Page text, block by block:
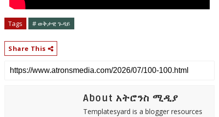
Tags # ወቅታዊ ጉዳይ
Share This
About አትሮንስ ሚዲያ
Templatesyard is a blogger resources